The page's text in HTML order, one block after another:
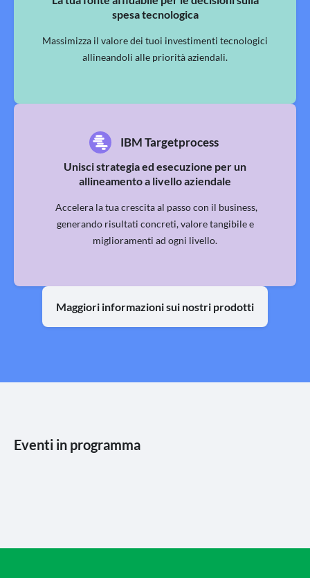
spesa tecnologica
Massimizza il valore dei tuoi investimenti tecnologici
allineandoli alle priorità aziendali.
IBM Targetprocess
Unisci strategia ed esecuzione per un
allineamento a livello aziendale
Accelera la tua crescita al passo con il business,
generando risultati concreti, valore tangibile e
miglioramenti ad ogni livello.
Maggiori informazioni sui nostri prodotti
Eventi in programma